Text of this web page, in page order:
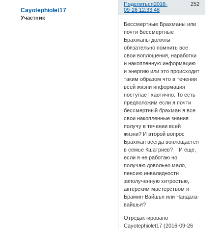
Поделиться 252
2016-
09-26 12:33:48
Cayotephiolet17
Участник
Бессмертные Брахманы или
почти Бессмертные
Брахманы должны
обязательно помнить все
свои воплощения, наработки
и накопленную информацию
и энергию или это происходит
таким образом что в течении
всей жизни информация
поступает хаотично. То есть
предположим если я почти
бессмертный брахман я все
свои накопленные знания
получу в течении всей
жизни? И второй вопрос
Брахман всегда воплощается
в семье Кшатриев? И еще,
если я не работаю но
получаю довольно мало,
пенсию инвалидности
звполученную хитростью,
актерским мастерством я
Брамин-Вайшья или Чандала-
вайшья?
Отредактировано
Cayotephiolet17 (2016-09-26